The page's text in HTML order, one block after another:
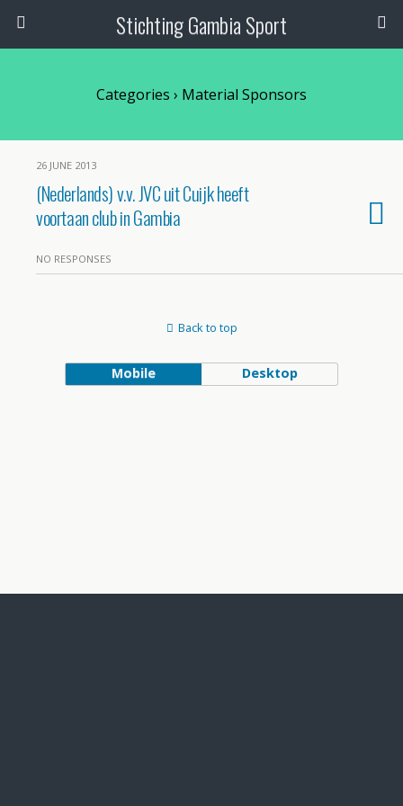
Stichting Gambia Sport
Categories › Material Sponsors
26 JUNE 2013
(Nederlands) v.v. JVC uit Cuijk heeft
voortaan club in Gambia
NO RESPONSES
Back to top
Mobile Desktop